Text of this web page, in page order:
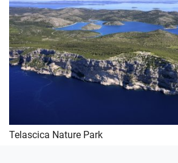
Telascica Nature Park